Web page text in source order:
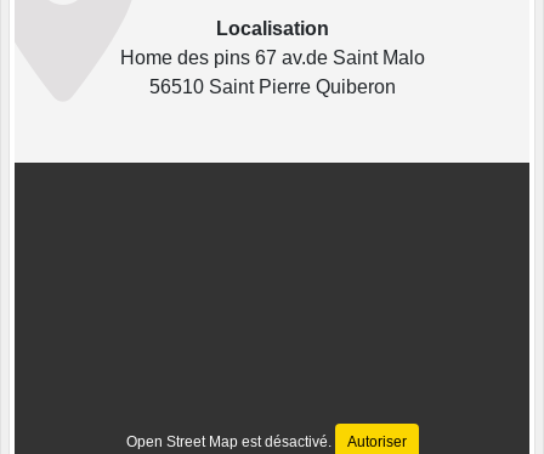
Localisation
Home des pins 67 av.de Saint Malo
56510 Saint Pierre Quiberon
Open Street Map est désactivé. Autoriser